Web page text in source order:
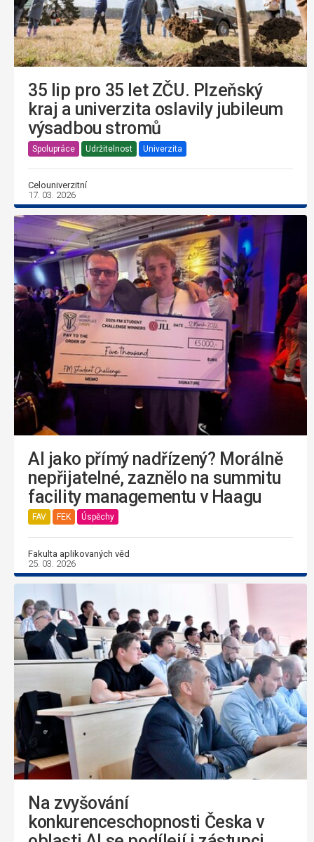
35 lip pro 35 let ZČU. Plzeňský
kraj a univerzita oslavily jubileum
výsadbou stromů
Spolupráce Udržitelnost Univerzita
Celouniverzitní
17. 03. 2026
AI jako přímý nadřízený? Morálně
nepřijatelné, zaznělo na summitu
facility managementu v Haagu
FAV FEK Úspěchy
Fakulta aplikovaných věd
25. 03. 2026
Na zvyšování
konkurenceschopnosti Česka v